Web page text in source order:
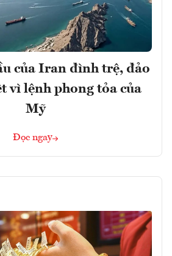
của Iran đình trệ, đảo
vì lệnh phong tỏa của
Mỹ
Đọc ngay